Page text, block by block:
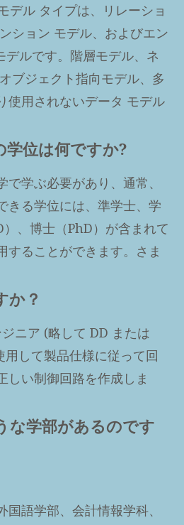
デル タイプは、リレーショ
ション モデル、およびエン
デルです。階層モデル、ネ
ブジェクト指向モデル、多
使用されないデータ モデル
学位は何ですか?
学ぶ必要があり、通常、
きる学位には、準学士、学
、博士（PhD）が含まれて
することができます。さま
か？
ニア (略して DD または
して製品仕様に従って回
しい制御回路を作成しま
な学部があるのです
語学部、会計情報学科、